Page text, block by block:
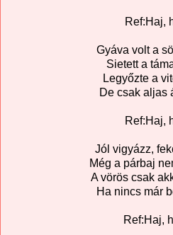
Ref:Haj,
Gyáva volt a
Sietett a
Legyőzte a
De csak aljas
Ref:Haj,
Jól vigyázz,
Még a párbaj
A vörös csak
Ha nincs már
Ref:Haj,